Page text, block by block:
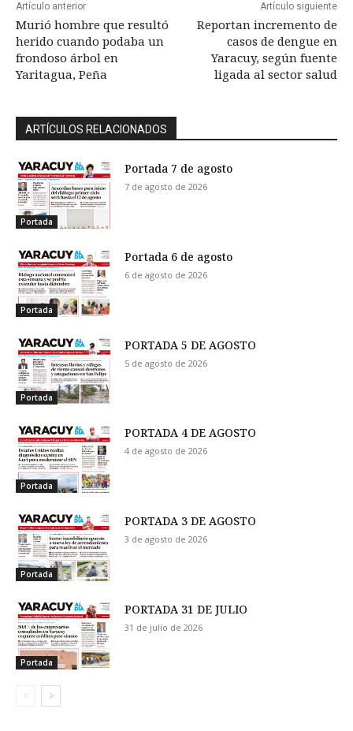
Artículo anterior
Murió hombre que resultó
herido cuando podaba un
frondoso árbol en
Yaritagua, Peña
Artículo siguiente
Reportan incremento de
casos de dengue en
Yaracuy, según fuente
ligada al sector salud
ARTÍCULOS RELACIONADOS
Portada
Portada 7 de agosto
7 de agosto de 2026
Portada
Portada 6 de agosto
6 de agosto de 2026
Portada
PORTADA 5 DE AGOSTO
5 de agosto de 2026
Portada
PORTADA 4 DE AGOSTO
4 de agosto de 2026
Portada
PORTADA 3 DE AGOSTO
3 de agosto de 2026
Portada
PORTADA 31 DE JULIO
31 de julio de 2026